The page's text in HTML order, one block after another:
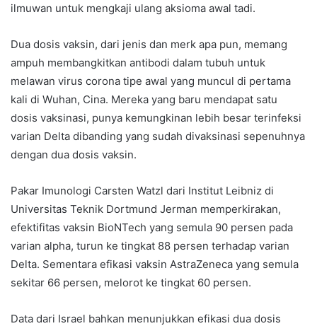
ilmuwan untuk mengkaji ulang aksioma awal tadi.
Dua dosis vaksin, dari jenis dan merk apa pun, memang
ampuh membangkitkan antibodi dalam tubuh untuk
melawan virus corona tipe awal yang muncul di pertama
kali di Wuhan, Cina. Mereka yang baru mendapat satu
dosis vaksinasi, punya kemungkinan lebih besar terinfeksi
varian Delta dibanding yang sudah divaksinasi sepenuhnya
dengan dua dosis vaksin.
Pakar Imunologi Carsten Watzl dari Institut Leibniz di
Universitas Teknik Dortmund Jerman memperkirakan,
efektifitas vaksin BioNTech yang semula 90 persen pada
varian alpha, turun ke tingkat 88 persen terhadap varian
Delta. Sementara efikasi vaksin AstraZeneca yang semula
sekitar 66 persen, melorot ke tingkat 60 persen.
Data dari Israel bahkan menunjukkan efikasi dua dosis